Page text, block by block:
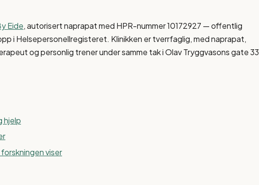
Eide, autorisert naprapat med HPR-nummer 10172927 — offentlig
i Helsepersonellregisteret. Klinikken er tverrfaglig, med naprapat,
og personlig trener under samme tak i Olav Tryggvasons gate 33
hjelp
viser